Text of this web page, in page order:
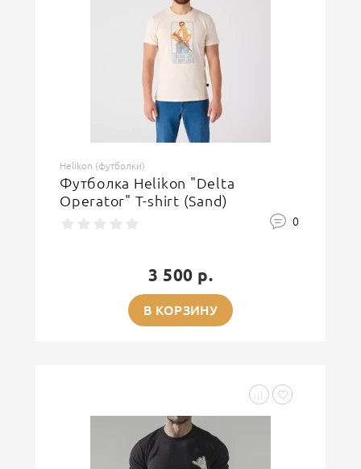
Helikon (футболки)
Футболка Helikon "Delta
Operator" T-shirt (Sand)
0
3 500 р.
В КОРЗИНУ